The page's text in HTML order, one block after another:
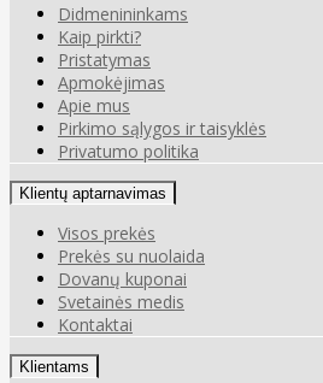
Didmenininkams
Kaip pirkti?
Pristatymas
Apmokėjimas
Apie mus
Pirkimo sąlygos ir taisyklės
Privatumo politika
Klientų aptarnavimas
Visos prekės
Prekės su nuolaida
Dovanų kuponai
Svetainės medis
Kontaktai
Klientams